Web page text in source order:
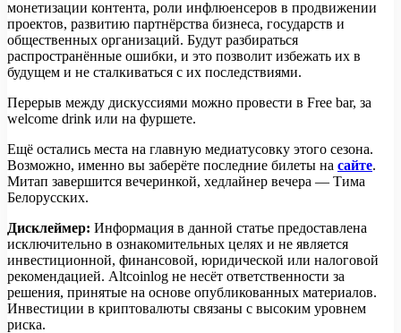
монетизации контента, роли инфлюенсеров в продвижении
проектов, развитию партнёрства бизнеса, государств и
общественных организаций. Будут разбираться
распространённые ошибки, и это позволит избежать их в
будущем и не сталкиваться с их последствиями.
Перерыв между дискуссиями можно провести в Free bar, за
welcome drink или на фуршете.
Ещё остались места на главную медиатусовку этого сезона.
Возможно, именно вы заберёте последние билеты на сайте.
Митап завершится вечеринкой, хедлайнер вечера — Тима
Белорусских.
Дисклеймер: Информация в данной статье предоставлена
исключительно в ознакомительных целях и не является
инвестиционной, финансовой, юридической или налоговой
рекомендацией. Altcoinlog не несёт ответственности за
решения, принятые на основе опубликованных материалов.
Инвестиции в криптовалюты связаны с высоким уровнем
риска.